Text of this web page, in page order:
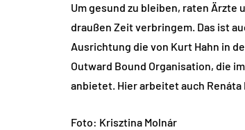
Um gesund zu bleiben, raten
draußen Zeit verbringem. Das ist
Ausrichtung die von Kurt Hahn in
Outward Bound Organisation, die
anbietet. Hier arbeitet auch
Foto: Krisztina Molnár